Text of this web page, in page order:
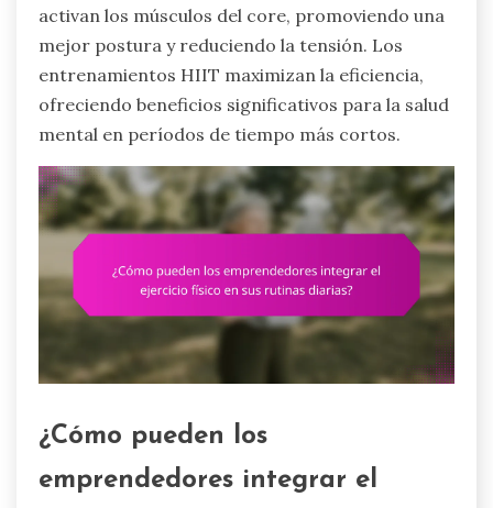
activan los músculos del core, promoviendo una
mejor postura y reduciendo la tensión. Los
entrenamientos HIIT maximizan la eficiencia,
ofreciendo beneficios significativos para la salud
mental en períodos de tiempo más cortos.
¿Cómo pueden los
emprendedores integrar el